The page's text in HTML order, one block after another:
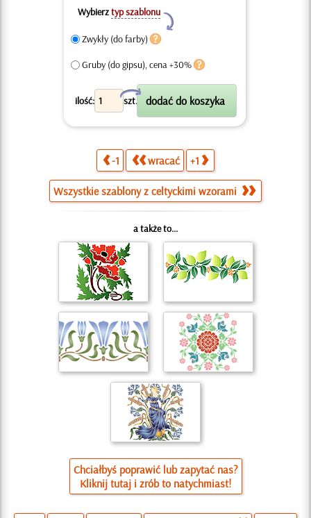
Wybierztyp szablonu
Y
Zwykły (do farby)
Gruby (do gipsu), cena +30%
ilość: szt.
X
-1 wracać +1
Wszystkie szablony z celtyckimi wzorami
a także to...
Chciałbyś poprawić lub zapytać nas?
Kliknij tutaj i zrób to natychmiast!